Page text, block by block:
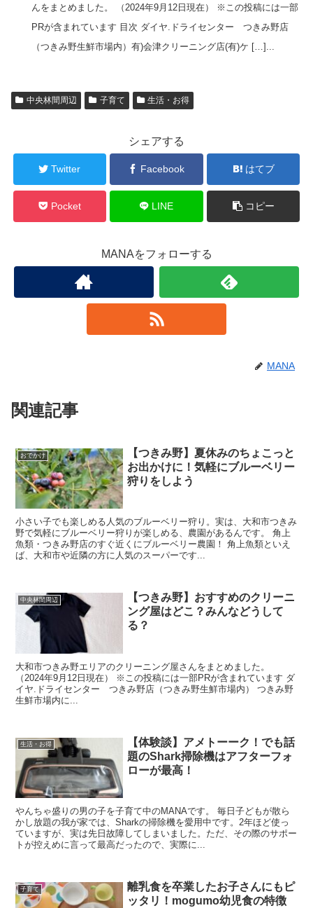
んをまとめました。 （2024年9月12日現在） ※この投稿には一部
PRが含まれています 目次 ダイヤ.ドライセンター つきみ野店
（つきみ野生鮮市場内）有)会津クリーニング店(有)ケ […]...
中央林間周辺 子育て 生活・お得
シェアする
Twitter Facebook はてブ
Pocket LINE コピー
MANAをフォローする
MANA
関連記事
おでかけ
【つきみ野】夏休みのちょこっと
お出かけに！気軽にブルーベリー
狩りをしよう
小さい子でも楽しめる人気のブルーベリー狩り。実は、大和市つきみ
野で気軽にブルーベリー狩りが楽しめる、農園があるんです。 角上
魚類・つきみ野店のすぐ近くにブルーベリー農園！ 角上魚類といえ
ば、大和市や近隣の方に人気のスーパーです...
中央林間周辺
【つきみ野】おすすめのクリーニ
ング屋はどこ？みんなどうして
る？
大和市つきみ野エリアのクリーニング屋さんをまとめました。
（2024年9月12日現在） ※この投稿には一部PRが含まれています ダ
イヤ.ドライセンター つきみ野店（つきみ野生鮮市場内） つきみ野
生鮮市場内に...
生活・お得
【体験談】アメトーーク！でも話
題のShark掃除機はアフターフォ
ローが最高！
やんちゃ盛りの男の子を子育て中のMANAです。 毎日子どもが散ら
かし放題の我が家では、Sharkの掃除機を愛用中です。2年ほど使っ
ていますが、実は先日故障してしまいました。ただ、その際のサポー
トが控えめに言って最高だったので、実際に...
子育て
離乳食を卒業したお子さんにもピ
ッタリ！mogumo幼児食の特徴